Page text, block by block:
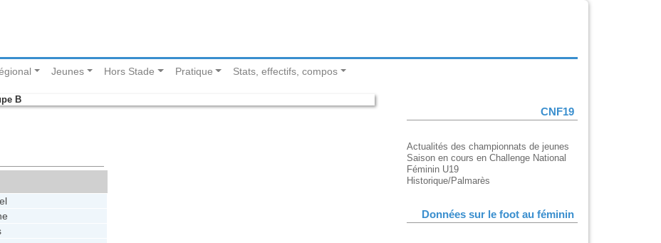
Jeunes Hors Stade Pratique Stats, effectifs, compos
B
CNF19
Actualités des championnats de jeunes
Saison en cours en Challenge National
Féminin U19
Historique/Palmarès
Données sur le foot au féminin